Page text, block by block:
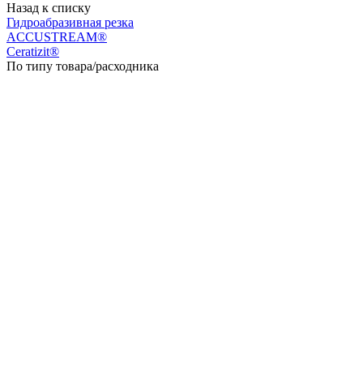
Назад к списку
Гидроабразивная резка
ACCUSTREAM®
Ceratizit®
По типу товара/расходника